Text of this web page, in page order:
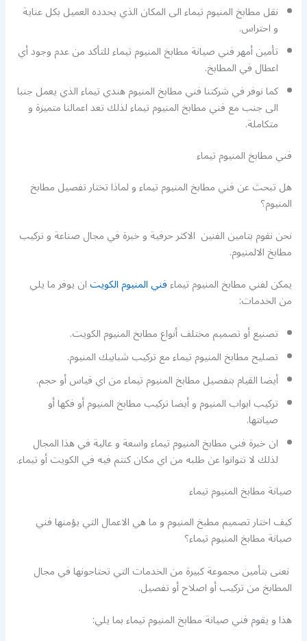
نقل مطابخ المنيوم تيماء الى المكان الذي يحدده العميل بكل عناية
و احتراس.
تأمين أمهر فني صيانة مطابخ المنيوم تيماء للتأكد من عدم وجود أي
اعطال في المطابخ.
كما نوفر في شركتنا فني مطابخ المنيوم هندي تيماء الذي يعمل جنبا
الى جنب مع فني مطابخ المنيوم تيماء لذلك تعد اعمالنا متميزة و
متكاملة.
فني مطابخ المنيوم تيماء
هل تبحث عن فني مطابخ المنيوم تيماء و لماذا تختار تفصيل مطابخ
المنيوم؟
نحن نقوم بتامين الفنين الاكثر حرفية و خبرة في مجال صناعة و تركيب
مطابخ الالمنيوم.
يمكن لفني مطابخ المنيوم تيماءفني المنيوم الكويتان يوفر ما يلي
من الخدمات:
تصنيع أو تصميم مختلف أنواع مطابخ المنيوم الكويت.
تصليح مطابخ المنيوم تيماء مع تركيب شبابيك المنيوم.
أيضا القيام بتفصيل مطابخ المنيوم تيماء من اي قياس أو حجم.
تركيب ابواب المنيوم و أيضا تركيب مطابخ المنيوم أو فكها أو
صيانتها.
ان خبرة فني مطابخ المنيوم تيماء واسعة و عالية في هذا المجال
لذلك لا تتوانوا عن طلبه من اي مكان كنتم فيه في الكويت أو تيماء.
صيانة مطابخ المنيوم تيماء
كيف اختار تصميم مطبخ المنيوم و ما هي الاعمال التي يؤمنها فني
صيانة مطابخ المنيوم تيماء؟
نعنى بتأمين مجموعة كبيرة من الخدمات التي تحتاجونها في مجال
المطابخ من تركيب أو اصلاح أو تفصيل.
هذا و يقوم فني صيانة مطابخ المنيوم تيماء بما يلي: